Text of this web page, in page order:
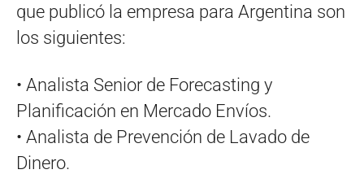
que publicó la empresa para Argentina son
los siguientes:
• Analista Senior de Forecasting y
Planificación en Mercado Envíos.
• Analista de Prevención de Lavado de
Dinero.